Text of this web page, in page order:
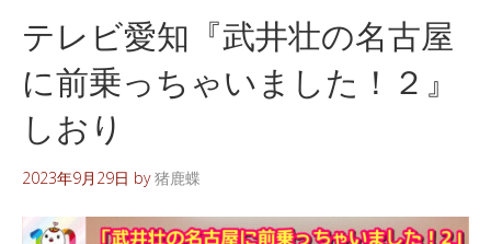
テレビ愛知『武井壮の名古屋
に前乗っちゃいました！２』
しおり
2023年9月29日 by猪鹿蝶